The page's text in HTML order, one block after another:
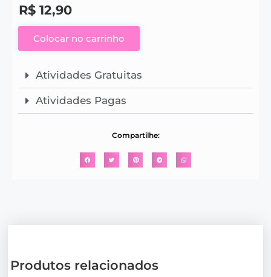
R$ 12,90
Colocar no carrinho
Atividades Gratuitas
Atividades Pagas
Compartilhe:
Produtos relacionados